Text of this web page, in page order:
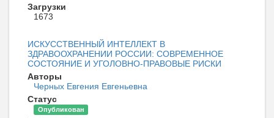
Загрузки
1673
ИСКУССТВЕННЫЙ ИНТЕЛЛЕКТ В
ЗДРАВООХРАНЕНИИ РОССИИ: СОВРЕМЕННОЕ
СОСТОЯНИЕ И УГОЛОВНО-ПРАВОВЫЕ РИСКИ
Авторы
Черных Евгения Евгеньевна
Статус
Опубликован